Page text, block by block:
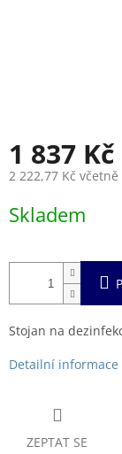
1 837 Kč
2 222,77 Kč včetně
cena:
Skladem
Stojan na
Detailní informace
ZEPTAT SE